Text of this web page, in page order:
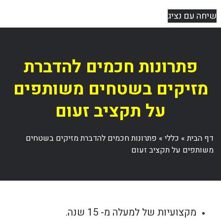
שיחה עם נציג
פתרונות חכמים להדברת
מזיקים בשטחים משותפים
על תקציב זעום
דף הבית» כללי» פתרונות חכמים להדברת מזיקים בשטחים
משותפים על תקציב זעום
מקצועיות של למעלה מ- 15 שנה.